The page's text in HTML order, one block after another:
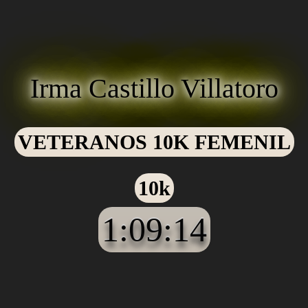
Irma Castillo Villatoro
VETERANOS 10K FEMENIL
10k
1:09:14